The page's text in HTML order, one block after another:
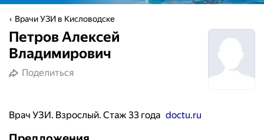
Врачи УЗИ в Кисловодске
Петров Алексей
Владимирович
Поделиться
Врач УЗИ. Взрослый. Стаж 33 года doctu.ru